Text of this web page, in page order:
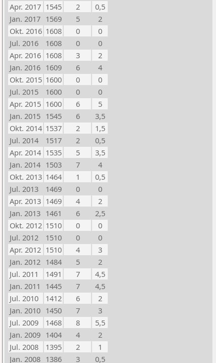
Apr. 2017 1545 2
0,5
Jan. 2017 1569 5
2
Okt. 2016 1608 0
0
Jul. 2016
1608 0
0
Apr. 2016 1608 3
2
Jan. 2016 1609 6
4
Okt. 2015 1600 0
0
Jul. 2015
1600 0
0
Apr. 2015 1600 6
5
Jan. 2015 1545 6
3,5
Okt. 2014 1537 2
1,5
Jul. 2014
1517 2
0,5
Apr. 2014 1535 5
3,5
Jan. 2014 1503 7
4
Okt. 2013 1464 1
0,5
Jul. 2013
1469 0
0
Apr. 2013 1469 4
2
Jan. 2013 1461 6
2,5
Okt. 2012 1510 0
0
Jul. 2012
1510 0
0
Apr. 2012 1510 4
3
Jan. 2012 1484 5
2
Jul. 2011
1491 7
4,5
Jan. 2011
1445 7
4,5
Jul. 2010
1412 6
2
Jan. 2010 1450 7
3
Jul. 2009
1468 8
5,5
Jan. 2009 1404 4
2
Jul. 2008
1395 2
1
Jan. 2008 1386 3 0,5